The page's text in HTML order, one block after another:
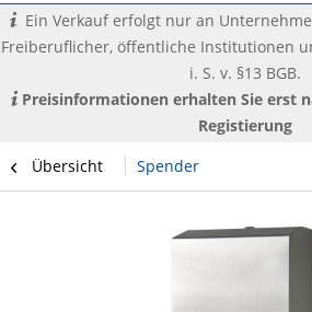
Ein Verkauf erfolgt nur an
Freiberuflicher, öffentliche Institutionen
i. S. v. §13 BGB.
Preisinformationen erhalten Sie erst
Registierung
Übersicht
Spender